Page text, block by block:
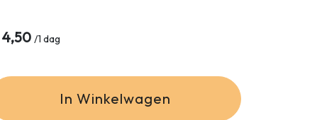
4,50 /1 dag
In Winkelwagen